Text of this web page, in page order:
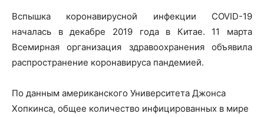
Вспышка коронавирусной инфекции COVID-19
началась в декабре 2019 года в Китае. 11 марта
Всемирная организация здравоохранения объявила
распространение коронавируса пандемией.
По данным американского Университета Джонса
Хопкинса, общее количество инфицированных в мире